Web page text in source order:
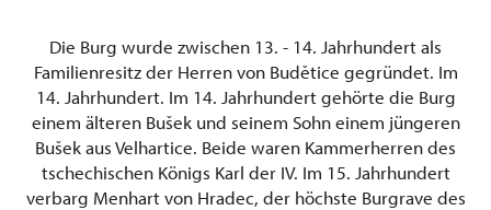
Die Burg wurde zwischen 13. - 14. Jahrhundert als
Familienresitz der Herren von Budětice gegründet. Im
14. Jahrhundert. Im 14. Jahrhundert gehörte die Burg
einem älteren Bušek und seinem Sohn einem jüngeren
Bušek aus Velhartice. Beide waren Kammerherren des
tschechischen Königs Karl der IV. Im 15. Jahrhundert
verbarg Menhart von Hradec, der höchste Burgrave des